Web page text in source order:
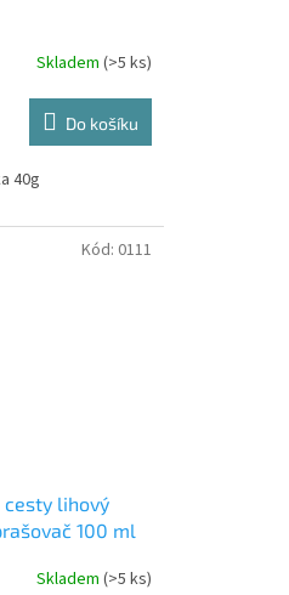
Skladem (>5 ks)
Do košíku
40g
cesty lihový
100 ml
Skladem (>5 ks)
Kód: 0111